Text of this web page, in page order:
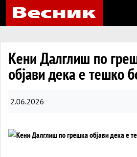
Кени Далглиш по
објави дека е тешко
2.06.2026